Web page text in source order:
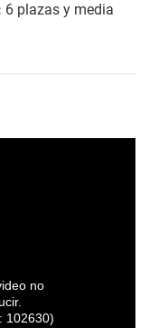
6 plazas y media
no
102630)